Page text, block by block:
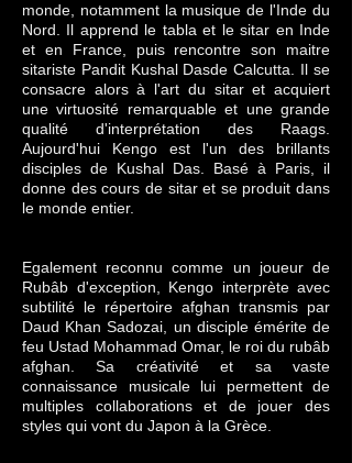
monde, notamment la musique de l'Inde du
Nord. Il apprend le tabla et le sitar en Inde
et en France, puis rencontre son maitre
sitariste Pandit Kushal Dasde Calcutta. Il se
consacre alors à l'art du sitar et acquiert
une virtuosité remarquable et une grande
qualité d'interprétation des Raags.
Aujourd'hui Kengo est l'un des brillants
disciples de Kushal Das. Basé à Paris, il
donne des cours de sitar et se produit dans
le monde entier.
Egalement reconnu comme un joueur de
Rubâb d'exception, Kengo interprète avec
subtilité le répertoire afghan transmis par
Daud Khan Sadozai, un disciple émérite de
feu Ustad Mohammad Omar, le roi du rubâb
afghan. Sa créativité et sa vaste
connaissance musicale lui permettent de
multiples collaborations et de jouer des
styles qui vont du Japon à la Grèce.